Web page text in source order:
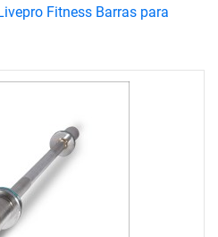
Fitness Barras para